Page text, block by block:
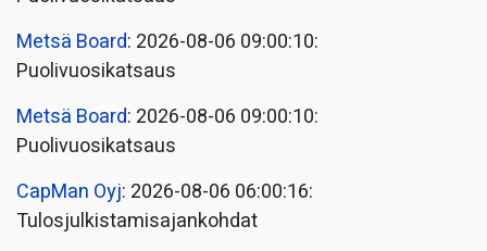
Metsä Board: 2026-08-06 09:00:10:
Puolivuosikatsaus
Metsä Board: 2026-08-06 09:00:10:
Puolivuosikatsaus
CapMan Oyj: 2026-08-06 06:00:16:
Tulosjulkistamisajankohdat